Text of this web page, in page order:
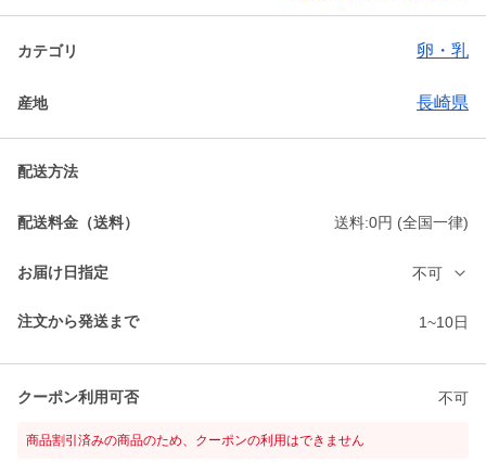
カテゴリ 卵・乳
産地 長崎県
配送方法
配送料金（送料） 送料:0円 (全国一律)
お届け日指定 不可
注文から発送まで 1~10日
クーポン利用可否 不可
商品割引済みの商品のため、クーポンの利用はできません